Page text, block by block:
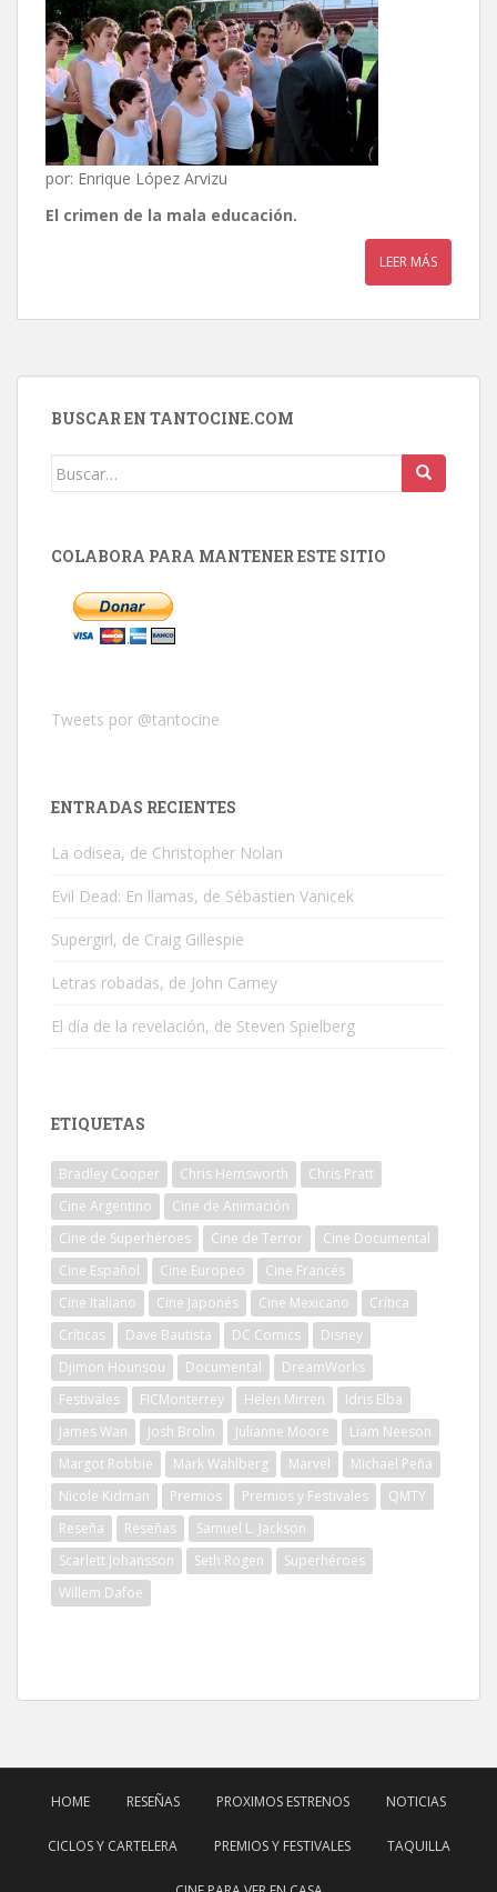
por: Enrique López Arvizu
El crimen de la mala educación.
LEER MÁS
BUSCAR EN TANTOCINE.COM
Buscar:
COLABORA PARA MANTENER ESTE SITIO
Tweets por @tantocine
ENTRADAS RECIENTES
La odisea, de Christopher Nolan
Evil Dead: En llamas, de Sébastien Vanicek
Supergirl, de Craig Gillespie
Letras robadas, de John Carney
El día de la revelación, de Steven Spielberg
ETIQUETAS
Bradley Cooper Chris Hemsworth
Chris Pratt
Cine Argentino
Cine de Animación
Cine de Superhéroes
Cine de Terror
Cine Documental
Cine Español
Cine Europeo
Cine Francés
Cine Italiano
Cine Japonés Cine Mexicano
Crítica
Críticas
Dave Bautista DC Comics
Disney
Djimon Hounsou
Documental
DreamWorks
Festivales
FICMonterrey Helen Mirren
Idris Elba
James Wan
Josh Brolin Julianne Moore
Liam Neeson
Margot Robbie
Mark Wahlberg Marvel
Michael Peña
Nicole Kidman
Premios Premios y Festivales
QMTY
Reseña
Reseñas
Samuel L. Jackson
Scarlett Johansson
Seth Rogen
Superhéroes
Willem Dafoe
HOME RESEÑAS PROXIMOS ESTRENOS NOTICIAS
CICLOS Y CARTELERA PREMIOS Y FESTIVALES TAQUILLA